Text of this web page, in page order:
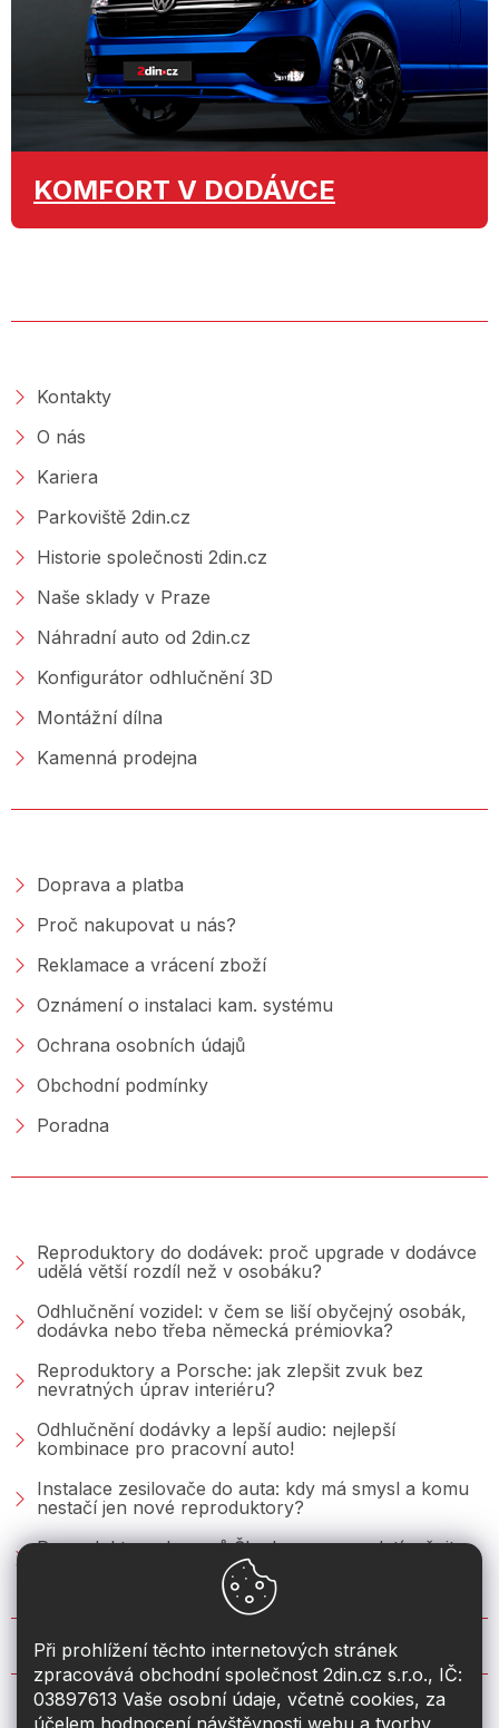
Při prohlížení těchto internetových stránek
zpracovává obchodní společnost 2din.cz s.r.o., IČ:
03897613 Vaše osobní údaje, včetně cookies, za
účelem hodnocení návštěvnosti webu a tvorby
KOMFORT V DODÁVCE
Kontakty
O nás
Kariera
Parkoviště 2din.cz
Historie společnosti 2din.cz
Naše sklady v Praze
Náhradní auto od 2din.cz
Konfigurátor odhlučnění 3D
Montážní dílna
Kamenná prodejna
Doprava a platba
Proč nakupovat u nás?
Reklamace a vrácení zboží
Oznámení o instalaci kam. systému
Ochrana osobních údajů
Obchodní podmínky
Poradna
Reproduktory do dodávek: proč upgrade v dodávce
udělá větší rozdíl než v osobáku?
Odhlučnění vozidel: v čem se liší obyčejný osobák,
dodávka nebo třeba německá prémiovka?
Reproduktory a Porsche: jak zlepšit zvuk bez
nevratných úprav interiéru?
Odhlučnění dodávky a lepší audio: nejlepší
kombinace pro pracovní auto!
Instalace zesilovače do auta: kdy má smysl a komu
nestačí jen nové reproduktory?
Reproduktory do vozů Škoda: co se vyplatí měnit u
Fabie, Octavie a Superbu?
KONTAKT
info@2din.cz